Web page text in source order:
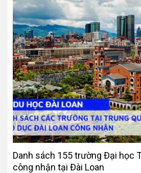
Danh sách 155 trường Đại học
công nhận tại Đài Loan